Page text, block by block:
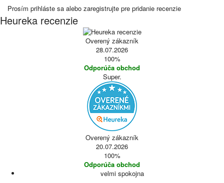
Prosím prihláste sa alebo zaregistrujte pre pridanie recenzie
Heureka recenzie
Overený zákazník
28.07.2026
100%
Odporúča obchod
Super.
Overený zákazník
20.07.2026
100%
Odporúča obchod
velmi spokojna